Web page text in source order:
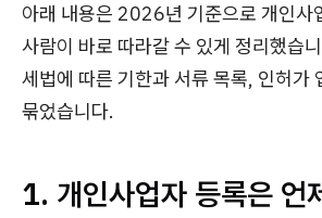
아래 내용은 2026년 기준으로 개인사
사람이 바로 따라갈 수 있게 정리했습
세법에 따른 기한과 서류 목록, 인허가
묶었습니다.
1. 개인사업자 등록은 언